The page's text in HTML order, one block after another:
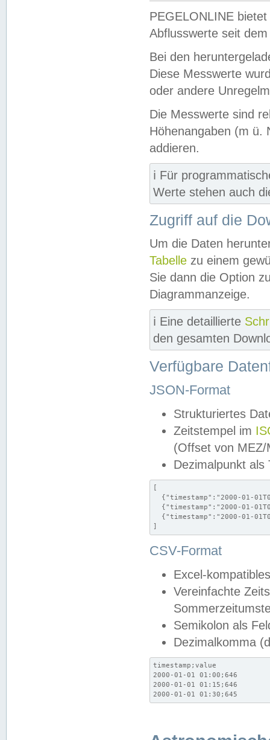
PEGELONLINE
Abflusswerte seit
Bei den
Diese Messwerte
oder andere
Die Messwerte sind
Höhenangaben (m ü.
addieren.
ℹ️ Für
Werte stehen auch
Zugriff auf die
Um die Daten
Tabelle zu einem
Sie dann die Option
Diagrammanzeige.
ℹ️ Eine detaillierte
den gesamten
Verfügbare
JSON-Format
Strukturiertes
Zeitstempel im
(Offset von MEZ/
Dezimalpunkt als
[
{"timestamp":"2000-01-
{"timestamp":"2000-01-
{"timestamp":"2000-01-
]
CSV-Format
Excel-
Vereinfachte
Semikolon als
Dezimalkomma
timestamp;value
2000-01-01 01:00;646
2000-01-01 01:15;646
2000-01-01 01:30;645